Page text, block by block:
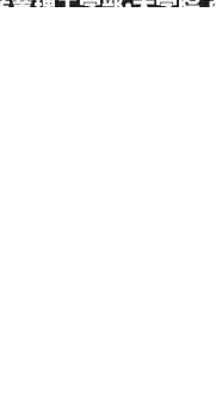
業理工学部・大学院